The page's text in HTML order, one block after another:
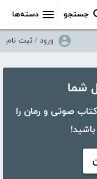
دسته‌ها جستجو
ورود / ثبت نام
بیش از ۵۰،۰۰۰ کتاب، کتاب صوتی و رمان را